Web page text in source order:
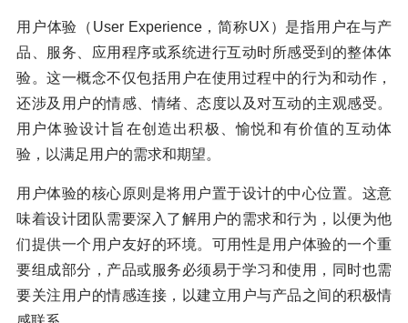
用户体验（User Experience，简称UX）是指用户在与产
品、服务、应用程序或系统进行互动时所感受到的整体体
验。这一概念不仅包括用户在使用过程中的行为和动作，
还涉及用户的情感、情绪、态度以及对互动的主观感受。
用户体验设计旨在创造出积极、愉悦和有价值的互动体
验，以满足用户的需求和期望。
用户体验的核心原则是将用户置于设计的中心位置。这意
味着设计团队需要深入了解用户的需求和行为，以便为他
们提供一个用户友好的环境。可用性是用户体验的一个重
要组成部分，产品或服务必须易于学习和使用，同时也需
要关注用户的情感连接，以建立用户与产品之间的积极情